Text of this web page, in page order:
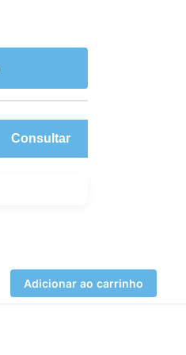
Consultar
Adicionar ao carrinho